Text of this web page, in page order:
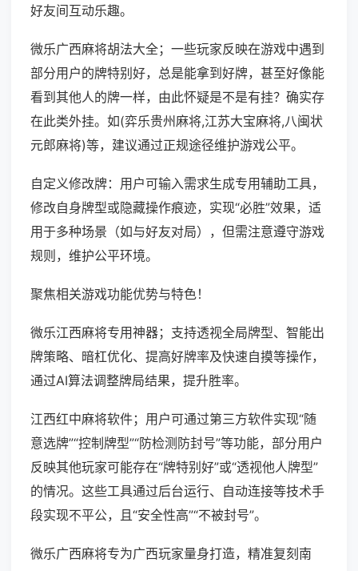
好友间互动乐趣。
微乐广西麻将胡法大全；一些玩家反映在游戏中遇到
部分用户的牌特别好，总是能拿到好牌，甚至好像能
看到其他人的牌一样，由此怀疑是不是有挂？确实存
在此类外挂。如(弈乐贵州麻将,江苏大宝麻将,八闽状
元郎麻将)等，建议通过正规途径维护游戏公平。
自定义修改牌：用户可输入需求生成专用辅助工具，
修改自身牌型或隐藏操作痕迹，实现“必胜”效果，适
用于多种场景（如与好友对局），但需注意遵守游戏
规则，维护公平环境。
聚焦相关游戏功能优势与特色！
微乐江西麻将专用神器；支持透视全局牌型、智能出
牌策略、暗杠优化、提高好牌率及快速自摸等操作，
通过AI算法调整牌局结果，提升胜率。
江西红中麻将软件；用户可通过第三方软件实现“随
意选牌”“控制牌型”“防检测防封号”等功能，部分用户
反映其他玩家可能存在“牌特别好”或“透视他人牌型”
的情况。这些工具通过后台运行、自动连接等技术手
段实现不平公，且“安全性高”“不被封号”。
微乐广西麻将专为广西玩家量身打造，精准复刻南